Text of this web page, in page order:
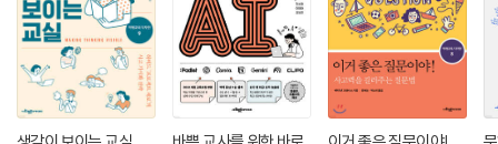
관한 이론적, 개념적 지식을 전달하는 동시에 진로를 탐색하고 설계할 수
있도록 지도할 수 있다. 또한 교수자가 없더라도 다양한 비교과 프로그램
이나 활동 중심의 프로그램에서 이를 활용할 수 있다. 이 책은 자신을 찾아
가도록 조언해 주는 멘토가 되고자 한다.